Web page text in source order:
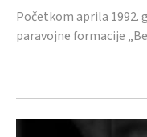
Početkom aprila 1992.
paravojne formacije